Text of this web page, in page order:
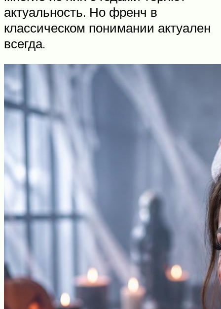
актуальность. Но френч в
классическом понимании актуален
всегда.